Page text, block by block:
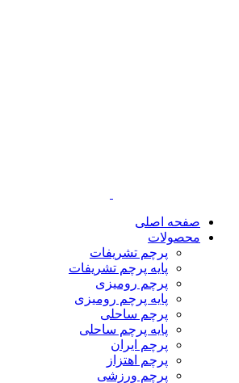
صفحه اصلی
محصولات
پرچم تشریفات
پایه پرچم تشریفات
پرچم رومیزی
پایه پرچم رومیزی
پرچم ساحلی
پایه پرچم ساحلی
پرچم ایران
پرچم اهتزاز
پرچم ورزشی